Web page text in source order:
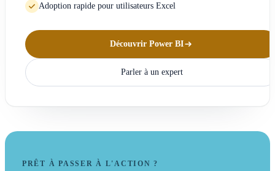
Adoption rapide pour utilisateurs Excel
Découvrir Power BI
Parler à un expert
PRÊT À PASSER À L'ACTION ?